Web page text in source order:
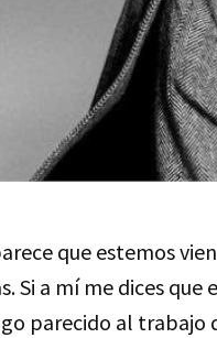
que estemos
Si a mí me dices que
parecido al trabajo